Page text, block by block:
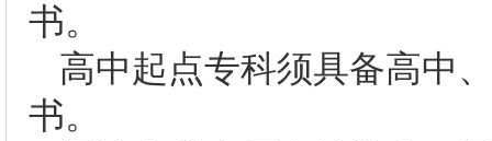
书。
高中起点专科须具备高中
书。